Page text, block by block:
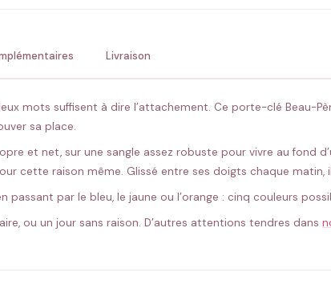
Livraison
mots suffisent à dire l’attachement. Ce porte-clé Beau-
sa place.
et net, sur une sangle assez robuste pour vivre au fond
cette raison même. Glissé entre ses doigts chaque matin,
passant par le bleu, le jaune ou l’orange : cinq couleurs
ou un jour sans raison. D’autres attentions tendres dans